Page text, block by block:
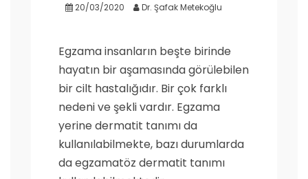
20/03/2020 Dr. Şafak Metekoğlu
Egzama insanların beşte birinde
hayatın bir aşamasında görülebilen
bir cilt hastalığıdır. Bir çok farklı
nedeni ve şekli vardır. Egzama
yerine dermatit tanımı da
kullanılabilmekte, bazı durumlarda
da egzamatöz dermatit tanımı